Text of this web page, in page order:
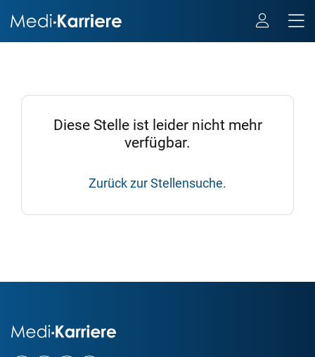
Diese Stelle ist leider nicht mehr
verfügbar.
Zurück zur Stellensuche.